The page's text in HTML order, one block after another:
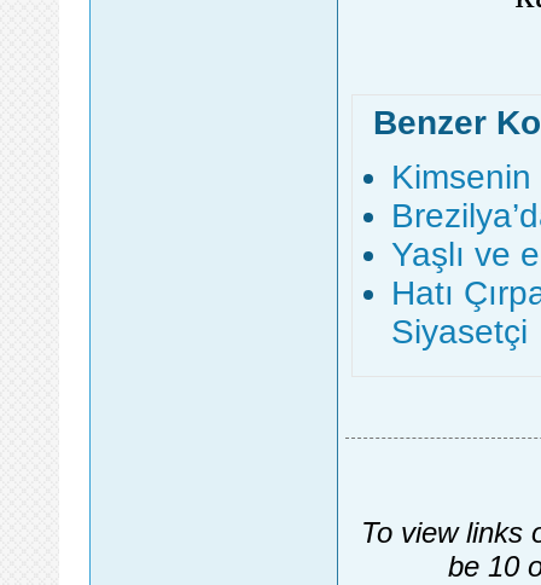
Benzer
Kimsenin
Yaşlı ve
Hatı
Siyasetçi
To view links
be 10